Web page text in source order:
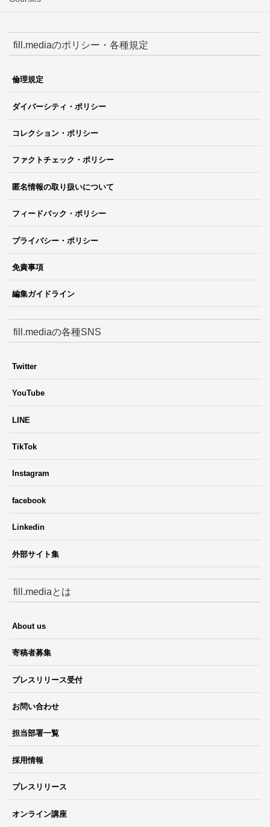
fill.mediaのポリシー・各種規定
倫理規定
ダイバーシティ・ポリシー
コレクション・ポリシー
ファクトチェック・ポリシー
匿名情報の取り扱いについて
フィードバック・ポリシー
プライバシー・ポリシー
免責事項
編集ガイドライン
fill.mediaの各種SNS
Twitter
YouTube
LINE
TikTok
Instagram
facebook
Linkedin
外部サイト集
fill.mediaとは
About us
寄稿者募集
プレスリリース受付
お問い合わせ
担当部署一覧
採用情報
プレスリリース
オンライン講座